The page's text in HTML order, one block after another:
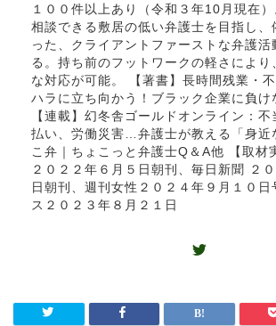
１００件以上あり（令和３年10月現在
相談できる敷居の低い弁護士を目指し、
った、クライアントファーストな弁護活
る。持ち前のフットワークの軽さにより
な対応が可能。 【著書】長時間残業・
ハラに立ち向かう！ブラック企業に負け
【連載】幻冬舎ゴールドオンライン：
払い、労働災害…弁護士が教える「身近
こ弁｜ちょこっと弁護士Q＆A他 【取材
２０２２年６月５日朝刊、毎日新聞 ２
日朝刊、週刊女性２０２４年９月１０日
ス２０２３年８月２１日